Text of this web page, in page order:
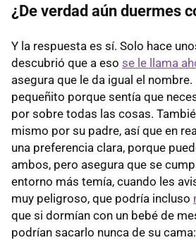
¿De verdad aún duermes
Y la respuesta es sí. Solo hace
descubrió que a eso se le llama
asegura que le da igual el nombre.
pequeñito porque sentía que
por sobre todas las cosas.
mismo por su padre, así que en
una preferencia clara, porque
ambos, pero asegura que se
entorno más temía, cuando les
muy peligroso, que podría incluso
que si dormían con un bebé de
podrían sacarlo nunca de su cama: